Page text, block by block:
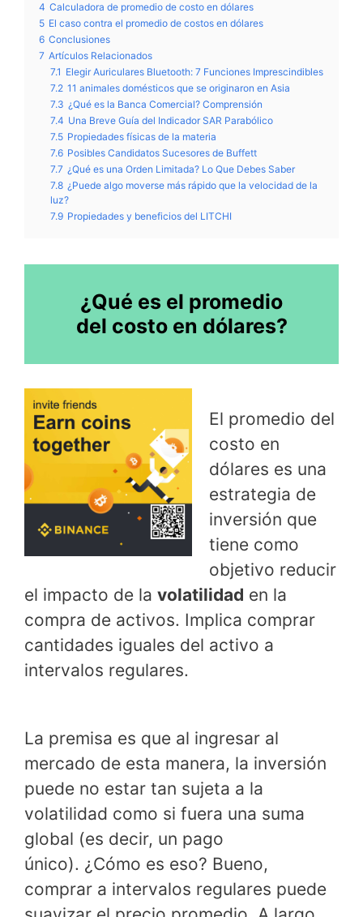
4 Calculadora de promedio de costo en dólares
5 El caso contra el promedio de costos en dólares
6 Conclusiones
7 Artículos Relacionados
7.1 Elegir Auriculares Bluetooth: 7 Funciones Imprescindibles
7.2 11 animales domésticos que se originaron en Asia
7.3 ¿Qué es la Banca Comercial? Comprensión
7.4 Una Breve Guía del Indicador SAR Parabólico
7.5 Propiedades físicas de la materia
7.6 Posibles Candidatos Sucesores de Buffett
7.7 ¿Qué es una Orden Limitada? Lo Que Debes Saber
7.8 ¿Puede algo moverse más rápido que la velocidad de la
luz?
7.9 Propiedades y beneficios del LITCHI
¿Qué es el promedio
del costo en dólares?
El promedio del
costo en
dólares es una
estrategia de
inversión que
tiene como
objetivo reducir
el impacto de la volatilidad en la
compra de activos. Implica comprar
cantidades iguales del activo a
intervalos regulares.
La premisa es que al ingresar al
mercado de esta manera, la inversión
puede no estar tan sujeta a la
volatilidad como si fuera una suma
global (es decir, un pago
único). ¿Cómo es eso? Bueno,
comprar a intervalos regulares puede